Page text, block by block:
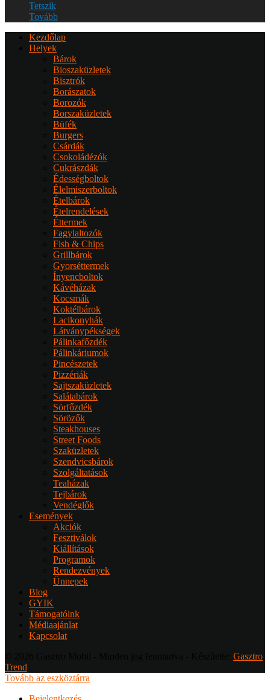
Tetszik
Tovább
Kezdőlap
Helyek
Bárok
Bioszaküzletek
Bisztrók
Borászatok
Borozók
Borszaküzletek
Büfék
Burgers
Csárdák
Csokoládézók
Cukrászdák
Édességboltok
Élelmiszerboltok
Ételbárok
Ételrendelések
Éttermek
Fagylaltozók
Fish & Chips
Grillbárok
Gyorséttermek
Ínyencboltok
Kávéházak
Kocsmák
Koktélbárok
Lacikonyhák
Látványpékségek
Pálinkafőzdék
Pálinkáriumok
Pincészetek
Pizzériák
Sajtszaküzletek
Salátabárok
Sörfőzdék
Sörözők
Steakhouses
Street Foods
Szaküzletek
Szendvicsbárok
Szolgáltatások
Teaházak
Tejbárok
Vendéglők
Események
Akciók
Fesztiválok
Kiállítások
Programok
Rendezvények
Ünnepek
Blog
GYIK
Támogatóink
Médiaajánlat
Kapcsolat
Gasztro
Trend
Tovább az eszköztárra